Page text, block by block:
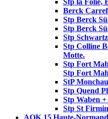
Stp la Folie,
Berck
Stp Berck
Stp Berck
Stp
Stp Colline
Motte.
Stp Fort
Stp Fort
StP
Stp Quend
Stp Waben
Stp St
AOK 15 Haute-